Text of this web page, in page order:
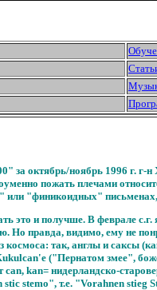
за октябрь/ноябрь 1996 г.
пожать плечами
или "финикоидных"
это и получше. В феврале
Но правда, видимо, ему не
космоса: так, англы и саксы
("Пернатом змее",
kan= нидерландско-
stemo", т.е. "Vorahnen stieg